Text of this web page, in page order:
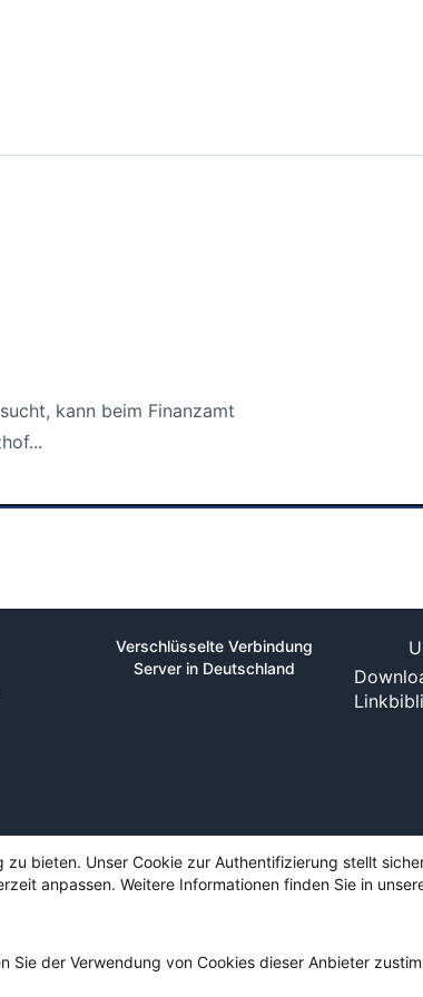
kann beim Finanzamt
Verschlüsselte Verbindung
Server in Deutschland
bieten. Unser Cookie zur Authentifizierung stellt
anpassen. Weitere Informationen finden Sie in
Sie der Verwendung von Cookies dieser Anbieter